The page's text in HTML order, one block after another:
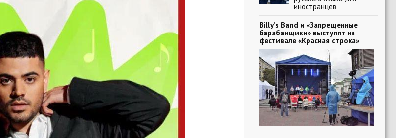
иностранцев
Billy’s Band и «Запрещенные
барабанщики» выступят на
фестивале «Красная строка»